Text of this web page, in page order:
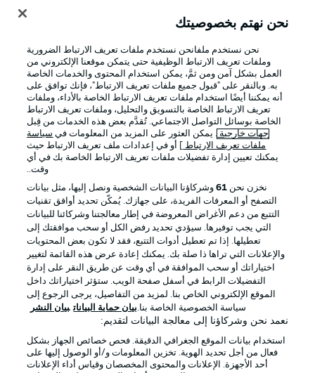
تسجيل الدخول
Football as it's meant to be
تطبيق الدوري الألماني
Official Partners
نحن نهتم بخصوصيتك
نحن نستخدم ملفانحن نستخدم ملفات تعريف الارتباط الضرورية
وملفات تعريف الارتباط الوظيفية حتى يتمكن موقعنا الإلكتروني من
العمل بشكل آمن ومن ثمَّ، يمكن استخدام المحتوى والخدمات الخاصة
به. وبالنقر على "قبول جميع ملفات تعريف الارتباط"، فإنك توافق على
أنه يمكننا أيضًا استخدام ملفات تعريف الارتباط الخاصة بالأداء، وملفات
تعريف الارتباط الخاصة بالتسويق والتحليل، وملفات تعريف الارتباط
الخاصة بوسائل التواصل الاجتماعي. تُقدَّم بعض هذه الخدمات من قِبل
جهات خارجية . يمكن العثور على المزيد من المعلومات في سياسة
ملفات تعريف الارتباط
] أو في إعدادات ملف تعريف الارتباط حيث
يمكنك تعيين إدارة تفضيلات ملفات تعريف الارتباط الخاصة بك في أي
وقت..
نخزن نحن 61وشركاؤنا البيانات الشخصية ونصل إليها، مثل بيانات
التصفح أو المعرفات الفريدة، على جهازك. يُمكّن تحديد أوافق تقنيات
التتبع من دعم الأغراض المعروضة في إطار معالجتنا وشركائنا للبيانات
التي يجب توفيرها. سيؤدي تحديد رفض الكل أو سحب موافقتك إلى
تعطيلها. إذا تم تعطيل أدوات التتبع، فقد لا تكون بعض المحتويات
والإعلانات التي تراها ذا صلة بك. يمكنك إعادة عرض هذه القائمة لتغيير
اختياراتك أو سحب الموافقة في أي وقت عن طريق النقر على إدارة
التفضيلات الرابط في أسفل صفحة الويب. ستؤثر اختياراتك داخل
الموقع الإلكتروني الخاص بنا. لمزيد من التفاصيل، يرجى الرجوع إلى
سياسة الخصوصية الخاصة بنا.بيان حماية البيانات بيان النشر
نعمد نحن وشركاؤنا إلى معالجة البيانات لتقديم:
استخدام بيانات الموقع الجغرافي الدقيقة. فحص خصائص الجهاز بشكل
فعال من أجل تحديد الهوية. تخزين المعلومات و/أو الوصول إليها على
أحد الأجهزة. الإعلانات والمحتوى المخصصان وقياس أداء الإعلانات